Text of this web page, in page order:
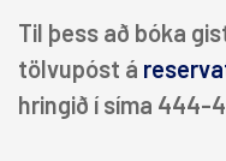
Til þess að bóka
tölvupóst á
hringið í síma 444-